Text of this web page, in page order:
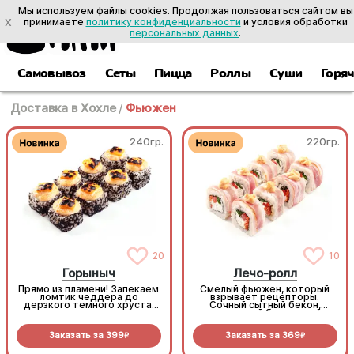
Самовывоз Сеты Пицца Роллы Суши
Доставка в Хохле / Фьюжен
240гр.
20
Горыныч
Прямо из пламени! Запекаем
ломтик чеддера до
дерзкого темного хруста,
сохраняя внутри тягучую
черной масаго и сочным
тунцом получается
феноменально вкусно.
Заказать за 399R
220гр.
10
Лечо-ролл
Смелый фьюжен, который
взрывает рецепторы.
Сочный сытный бекон,
хрустящий болгарский
умами-морковь и пикантный
тайский соус на сливочной
закажете его снова. (8шт.)
Заказать за 369R
X
Мы используем файлы cookies. Продолжая пользоваться сайтом вы
принимаете политику конфиденциальности и условия обработки
персональных данных.